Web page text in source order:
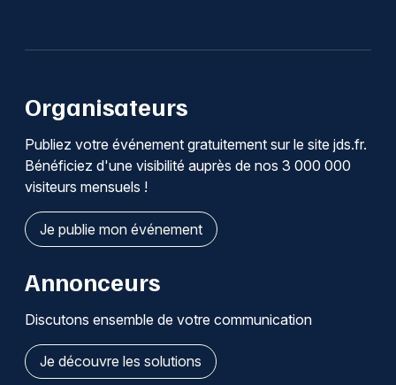
Organisateurs
Publiez votre événement gratuitement sur le site jds.fr.
Bénéficiez d'une visibilité auprès de nos 3 000 000
visiteurs mensuels !
Je publie mon événement
Annonceurs
Discutons ensemble de votre communication
Je découvre les solutions